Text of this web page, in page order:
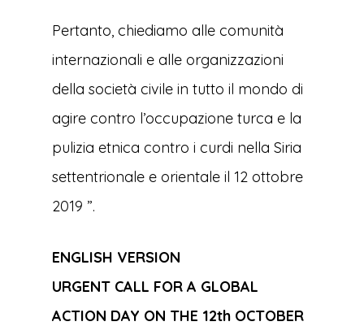
Pertanto, chiediamo alle comunità
internazionali e alle organizzazioni
della società civile in tutto il mondo di
agire contro l’occupazione turca e la
pulizia etnica contro i curdi nella Siria
settentrionale e orientale il 12 ottobre
2019 ”.
ENGLISH VERSION
URGENT CALL FOR A GLOBAL
ACTION DAY ON THE 12th OCTOBER